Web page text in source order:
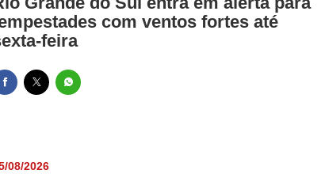
com ventos fortes até
feira
08/2026